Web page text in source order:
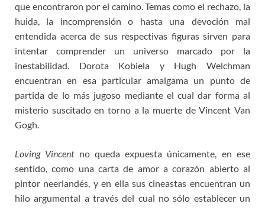
que encontraron por el camino. Temas como el rechazo, la
huida, la incomprensión o hasta una devoción mal
entendida acerca de sus respectivas figuras sirven para
intentar comprender un universo marcado por la
inestabilidad. Dorota Kobiela y Hugh Welchman
encuentran en esa particular amalgama un punto de
partida de lo más jugoso mediante el cual dar forma al
misterio suscitado en torno a la muerte de Vincent Van
Gogh.
Loving Vincentno queda expuesta únicamente, en ese
sentido, como una carta de amor a corazón abierto al
pintor neerlandés, y en ella sus cineastas encuentran un
hilo argumental a través del cual no sólo establecer un